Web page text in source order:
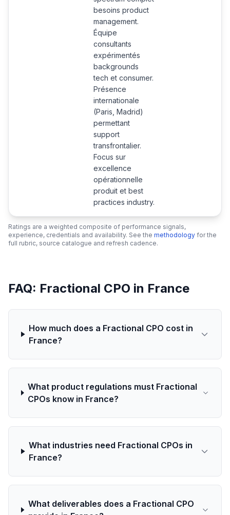
besoins product
management.
Équipe
consultants
expérimentés
backgrounds
tech et consumer.
Présence
internationale
(Paris, Madrid)
permettant
support
transfrontalier.
Focus sur
excellence
opérationnelle
produit et best
practices industry.
Ratings are a weighted composite of performance signals,
experience, credentials and availability. See the methodology for the
full rubric, source catalogue and refresh cadence.
FAQ: Fractional CPO in France
How much does a Fractional CPO cost in
France?
What product regulations must Fractional
CPOs know in France?
What industries need Fractional CPOs in
France?
What deliverables does a Fractional CPO